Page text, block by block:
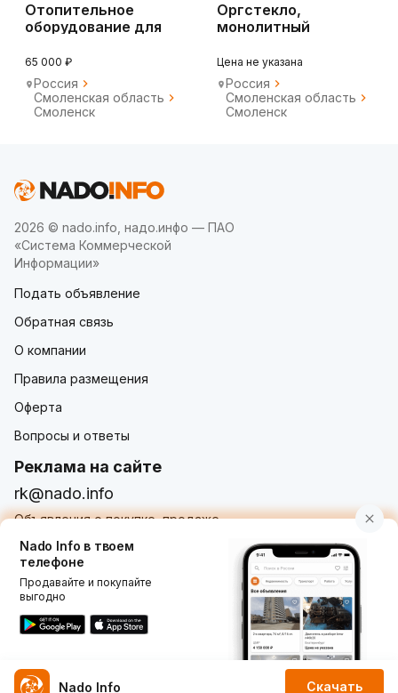
Отопительное
оборудование для
65 000 ₽
Россия
Смоленская область
Смоленск
Оргстекло,
монолитный
мп-20 и т.д
Цена не указана
Россия
Смоленская область
Смоленск
2026 © nado.info, надо.инфо — ПАО
«Система Коммерческой
Информации»
Подать объявление
Обратная связь
О компании
Правила размещения
Оферта
Вопросы и ответы
Реклама на сайте
rk@nado.info
Объявления о покупке, продаже,
услугах от частных лиц и организаций
Использование nado.info, в том числе и размещение
объявлений на сайте означает принятие условий
nado.info. Оплачивая
оферту о заключении
договора оказания платных услуг
Nado Info в твоем
телефоне
Продавайте и покупайте
выгодно
Nado Info Скачать